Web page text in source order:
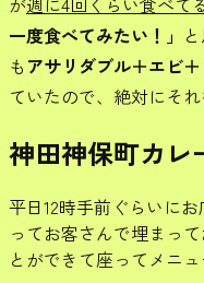
一度食べてみたい！」
も アサリダブル＋エビ
ていたので、絶対にそ
神田神保町カレ
平日12時手前ぐらいに
ってお客さんで埋まっ
とができて座ってメニュ